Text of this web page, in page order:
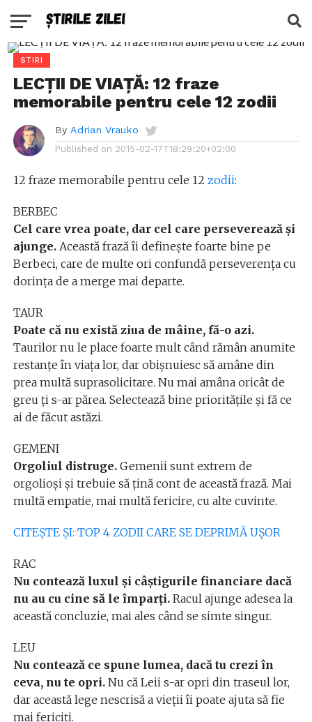
STIRI
LECȚII DE VIAȚĂ: 12 fraze
memorabile pentru cele 12 zodii
By Adrian Vrauko
Published on 2015-02-17T18:29:20+02:00
12 fraze memorabile pentru cele 12 zodii:
BERBEC
Cel care vrea poate, dar cel care perseverează și
ajunge.Această frază îi definește foarte bine pe
Berbeci, care de multe ori confundă perseverența cu
dorința de a merge mai departe.
TAUR
Poate că nu există ziua de mâine, fă-o azi.
Taurilor nu le place foarte mult când rămân anumite
restanțe în viața lor, dar obișnuiesc să amâne din
prea multă suprasolicitare. Nu mai amâna oricât de
greu ți s-ar părea. Selectează bine prioritățile și fă ce
ai de făcut astăzi.
GEMENI
Orgoliul distruge.Gemenii sunt extrem de
orgolioși și trebuie să țină cont de această frază. Mai
multă empatie, mai multă fericire, cu alte cuvinte.
CITEȘTE ȘI: TOP 4 ZODII CARE SE DEPRIMĂ UȘOR
RAC
Nu contează luxul și câștigurile financiare dacă
nu au cu cine să le împarți.Racul ajunge adesea la
această concluzie, mai ales când se simte singur.
LEU
Nu contează ce spune lumea, dacă tu crezi în
ceva, nu te opri.Nu că Leii s-ar opri din traseul lor,
dar această lege nescrisă a vieții îi poate ajuta să fie
mai fericiți.